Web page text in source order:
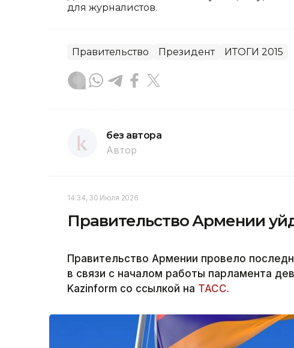
для журналистов.
Правительство Президент ИТОГИ 2015
без автора
Автор
14:34, 30 Июля 2026
Правительство Армении
Правительство Армении провело
в связи с началом работы парламента
Kazinform со ссылкой на ТАСС.